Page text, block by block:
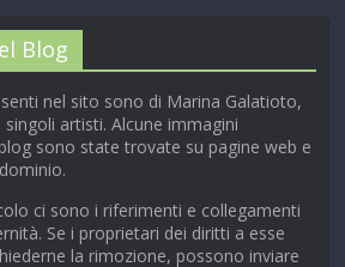
Blog
nel sito sono di Marina Galatioto,
artisti. Alcune immagini
sono state trovate su pagine web e
ci sono i riferimenti e collegamenti
Se i proprietari dei diritti a esse
la rimozione, possono inviare